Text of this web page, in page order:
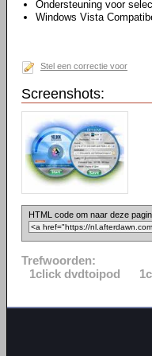
Ondersteuning voor
Windows Vista
Stel een correctie voor
Screenshots:
HTML code om naar deze
Trefwoorden:
1click dvdtoipod